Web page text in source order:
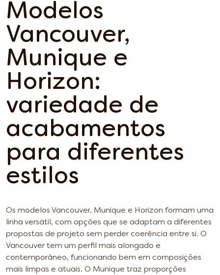
Modelos
Vancouver,
Munique e
Horizon:
variedade de
acabamentos
para diferentes
estilos
Os modelos Vancouver, Munique e Horizon formam uma
linha versátil, com opções que se adaptam a diferentes
propostas de projeto sem perder coerência entre si. O
Vancouver tem um perfil mais alongado e
contemporâneo, funcionando bem em composições
mais limpas e atuais. O Munique traz proporções